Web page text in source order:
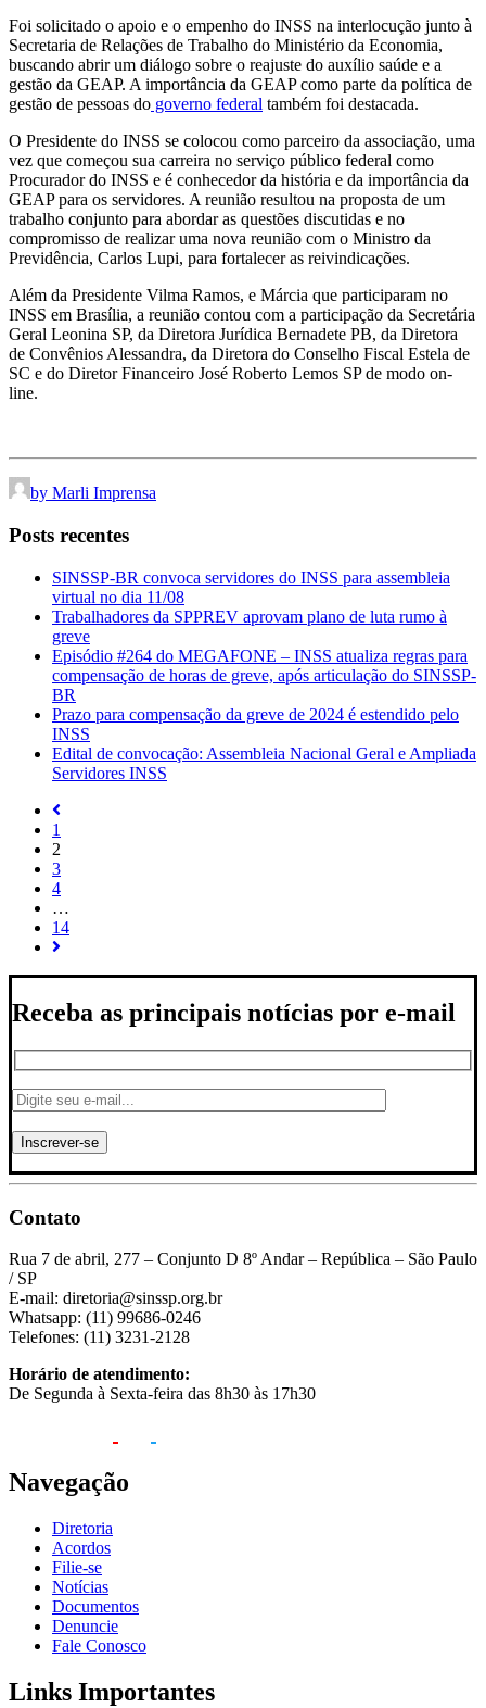
Foi solicitado o apoio e o empenho do INSS na interlocução junto à
Secretaria de Relações de Trabalho do Ministério da Economia,
buscando abrir um diálogo sobre o reajuste do auxílio saúde e a
gestão da GEAP. A importância da GEAP como parte da política de
gestão de pessoas do governo federal também foi destacada.
O Presidente do INSS se colocou como parceiro da associação, uma
vez que começou sua carreira no serviço público federal como
Procurador do INSS e é conhecedor da história e da importância da
GEAP para os servidores. A reunião resultou na proposta de um
trabalho conjunto para abordar as questões discutidas e no
compromisso de realizar uma nova reunião com o Ministro da
Previdência, Carlos Lupi, para fortalecer as reivindicações.
Além da Presidente Vilma Ramos, e Márcia que participaram no
INSS em Brasília, a reunião contou com a participação da Secretária
Geral Leonina SP, da Diretora Jurídica Bernadete PB, da Diretora
de Convênios Alessandra, da Diretora do Conselho Fiscal Estela de
SC e do Diretor Financeiro José Roberto Lemos SP de modo on-
line.
by Marli Imprensa
Posts recentes
SINSSP-BR convoca servidores do INSS para assembleia
virtual no dia 11/08
Trabalhadores da SPPREV aprovam plano de luta rumo à
greve
Episódio #264 do MEGAFONE – INSS atualiza regras para
compensação de horas de greve, após articulação do SINSSP-
BR
Prazo para compensação da greve de 2024 é estendido pelo
INSS
Edital de convocação: Assembleia Nacional Geral e Ampliada
Servidores INSS
1
2
3
4
…
14
Receba as principais notícias por e-mail
Contato
Rua 7 de abril, 277 – Conjunto D 8º Andar – República – São Paulo
/ SP
E-mail: diretoria@sinssp.org.br
Whatsapp: (11) 99686-0246
Telefones: (11) 3231-2128
Horário de atendimento:
De Segunda à Sexta-feira das 8h30 às 17h30
Navegação
Diretoria
Acordos
Filie-se
Notícias
Documentos
Denuncie
Fale Conosco
Links Importantes